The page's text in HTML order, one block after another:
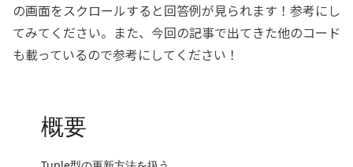
の画面をスクロールすると回答例が見られます！参考にし
てみてください。また、今回の記事で出てきた他のコード
も載っているので参考にしてください！